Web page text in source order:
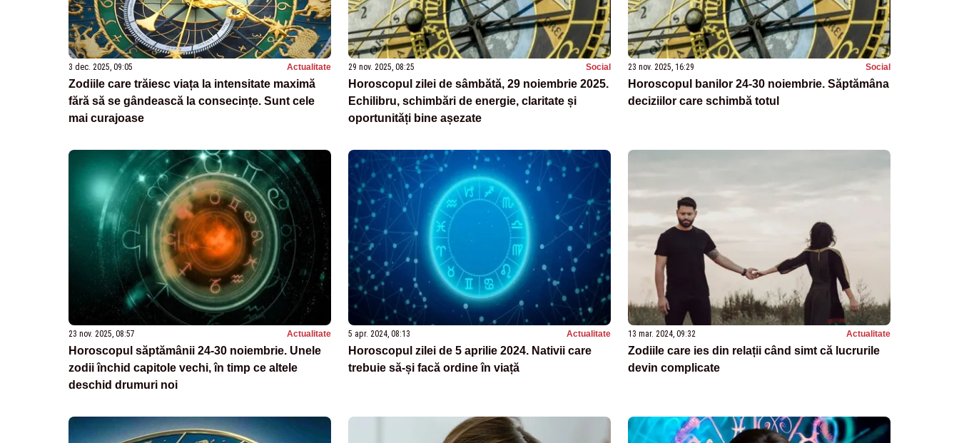
3 dec. 2025, 09:05 Actualitate
Zodiile care trăiesc viața la intensitate maximă
fără să se gândească la consecințe. Sunt cele
mai curajoase
29 nov. 2025, 08:25 Social
Horoscopul zilei de sâmbătă, 29 noiembrie 2025.
Echilibru, schimbări de energie, claritate și
oportunități bine așezate
23 nov. 2025, 16:29 Social
Horoscopul banilor 24-30 noiembrie. Săptămâna
deciziilor care schimbă totul
23 nov. 2025, 08:57 Actualitate
Horoscopul săptămânii 24-30 noiembrie. Unele
zodii închid capitole vechi, în timp ce altele
deschid drumuri noi
5 apr. 2024, 08:13 Actualitate
Horoscopul zilei de 5 aprilie 2024. Nativii care
trebuie să-și facă ordine în viață
13 mar. 2024, 09:32 Actualitate
Zodiile care ies din relații când simt că lucrurile
devin complicate